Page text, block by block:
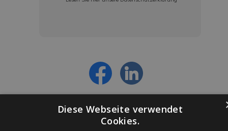
Diese Webseite verwendet
Cookies.